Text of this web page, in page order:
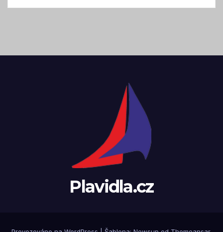
Plavidla.cz